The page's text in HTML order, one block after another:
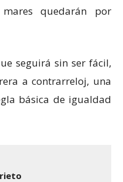
quedarán por
seguirá sin ser fácil,
a contrarreloj, una
básica de igualdad